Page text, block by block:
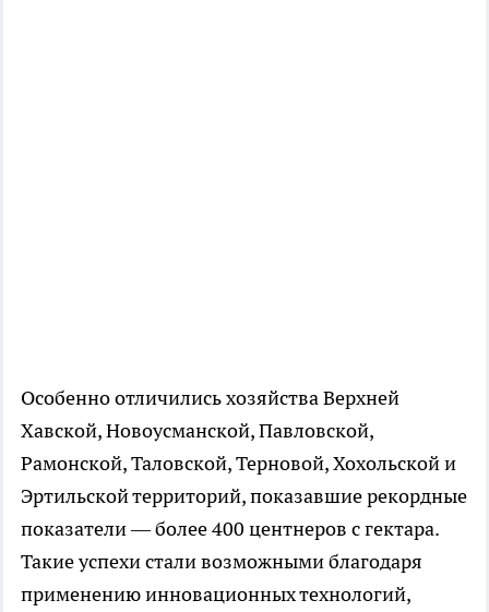
Особенно отличились хозяйства Верхней
Хавской, Новоусманской, Павловской,
Рамонской, Таловской, Терновой, Хохольской и
Эртильской территорий, показавшие рекордные
показатели — более 400 центнеров с гектара.
Такие успехи стали возможными благодаря
применению инновационных технологий,